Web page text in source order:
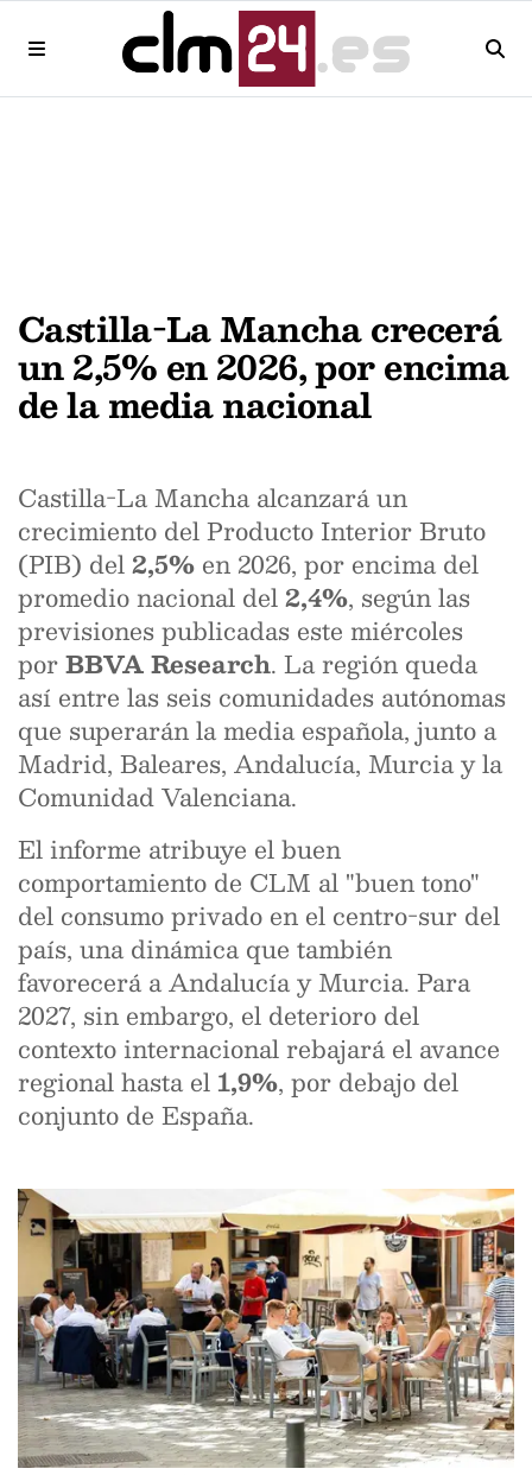
Castilla-La Mancha crecerá
un 2,5% en 2026, por encima
de la media nacional
Castilla-La Mancha alcanzará un
crecimiento del Producto Interior Bruto
(PIB) del2,5% en 2026, por encima del
promedio nacional del2,4%, según las
previsiones publicadas este miércoles
porBBVA Research. La región queda
así entre las seis comunidades autónomas
que superarán la media española, junto a
Madrid, Baleares, Andalucía, Murcia y la
Comunidad Valenciana.
El informe atribuye el buen
comportamiento de CLM al "buen tono"
del consumo privado en el centro-sur del
país, una dinámica que también
favorecerá a Andalucía y Murcia. Para
2027, sin embargo, el deterioro del
contexto internacional rebajará el avance
regional hasta el 1,9%, por debajo del
conjunto de España.